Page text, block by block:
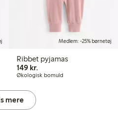
Medlem: -25% børnetøj
Ribbet pyjamas
149 kr.149,00 kr.
Økologisk bomuld
mere